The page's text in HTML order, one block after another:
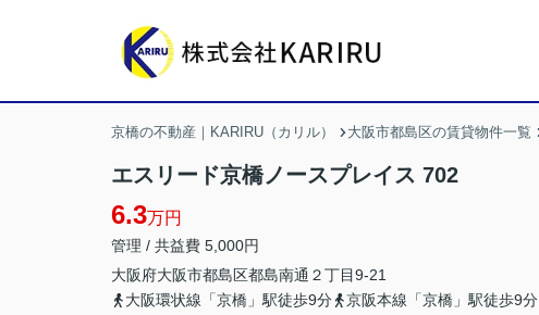
京橋の不動産｜KARIRU（カリル） 大阪市都島区の賃貸物件一覧
エスリード京橋ノースプレイス 702
6.3万円
管理 / 共益費 5,000円
大阪府大阪市都島区都島南通 ２丁目9-21
大阪環状線「京橋」駅徒歩9分
京阪本線「京橋」駅徒歩9分